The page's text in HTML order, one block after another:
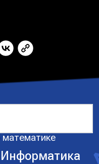
Информатика